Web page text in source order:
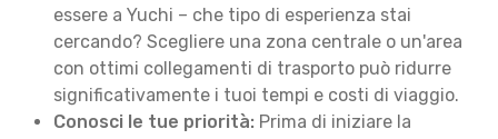
essere a Yuchi – che tipo di esperienza stai
cercando? Scegliere una zona centrale o un'area
con ottimi collegamenti di trasporto può ridurre
significativamente i tuoi tempi e costi di viaggio.
Conosci le tue priorità: Prima di iniziare la